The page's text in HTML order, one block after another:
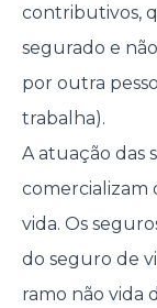
contributivos,
segurado e
por outra
trabalha).
A atuação das
comercializam
vida. Os
do seguro de
ramo não vida